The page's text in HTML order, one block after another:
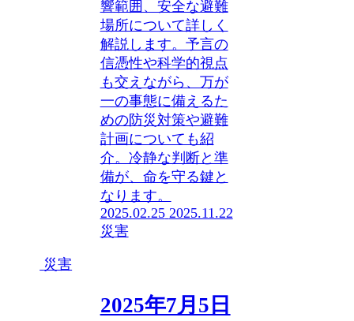
響範囲、安全な避難
場所について詳しく
解説します。予言の
信憑性や科学的視点
も交えながら、万が
一の事態に備えるた
めの防災対策や避難
計画についても紹
介。冷静な判断と準
備が、命を守る鍵と
なります。
2025.02.25 2025.11.22
災害
災害
2025年7月5日